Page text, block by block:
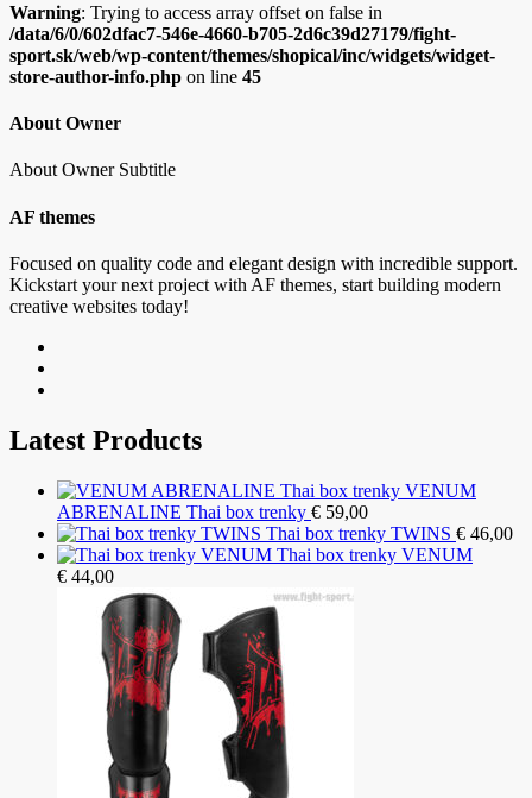
Warning: Trying to access array offset on false in
/data/6/0/602dfac7-546e-4660-b705-2d6c39d27179/fight-
sport.sk/web/wp-content/themes/shopical/inc/widgets/widget-
store-author-info.php on line 45
About Owner
About Owner Subtitle
AF themes
Focused on quality code and elegant design with incredible support.
Kickstart your next project with AF themes, start building modern
creative websites today!
Latest Products
VENUM
ABRENALINE Thai box trenky € 59,00
Thai box trenky TWINS € 46,00
Thai box trenky VENUM
€ 44,00